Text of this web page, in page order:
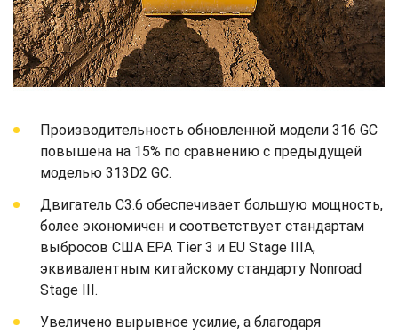
Производительность обновленной модели 316 GC
повышена на 15% по сравнению с предыдущей
моделью 313D2 GC.
Двигатель C3.6 обеспечивает большую мощность,
более экономичен и соответствует стандартам
выбросов США EPA Tier 3 и EU Stage IIIA,
эквивалентным китайскому стандарту Nonroad
Stage III.
Увеличено вырывное усилие, а благодаря